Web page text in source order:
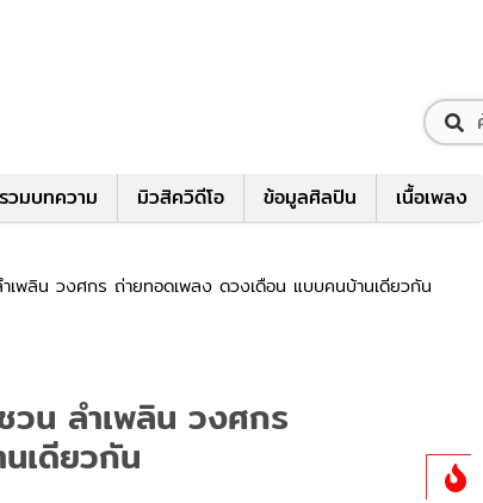
รวมบทความ มิวสิควิดีโอ ข้อมูลศิลปิน เนื้อเพลง
เพลิน วงศกร ถ่ายทอดเพลง ดวงเดือน แบบคนบ้านเดียวกัน
วน ลําเพลิน วงศกร
เดียวกัน